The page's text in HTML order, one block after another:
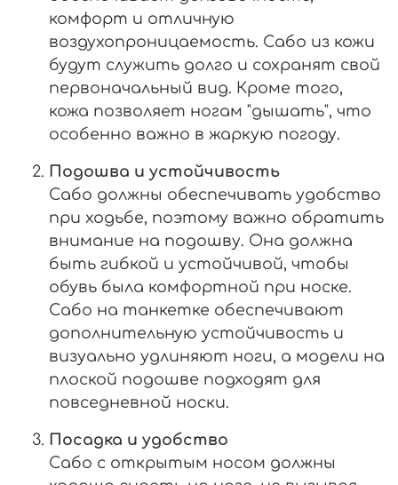
комфорт и отличную
воздухопроницаемость. Сабо из кожи
будут служить долго и сохранят свой
первоначальный вид. Кроме того,
кожа позволяет ногам "дышать", что
особенно важно в жаркую погоду.
Подошва и устойчивость
Сабо должны обеспечивать удобство
при ходьбе, поэтому важно обратить
внимание на подошву. Она должна
быть гибкой и устойчивой, чтобы
обувь была комфортной при носке.
Сабо на танкетке обеспечивают
дополнительную устойчивость и
визуально удлиняют ноги, а модели на
плоской подошве подходят для
повседневной носки.
Посадка и удобство
Сабо с открытым носом должны